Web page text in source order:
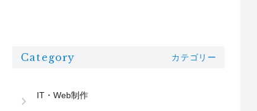
Category カテゴリー
IT・Web制作